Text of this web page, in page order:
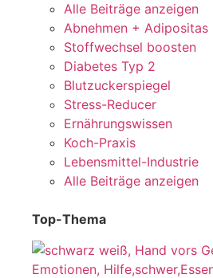
Alle Beiträge anzeigen
Abnehmen + Adipositas
Stoffwechsel boosten
Diabetes Typ 2
Blutzuckerspiegel
Stress-Reducer
Ernährungswissen
Koch-Praxis
Lebensmittel-Industrie
Alle Beiträge anzeigen
Top-Thema